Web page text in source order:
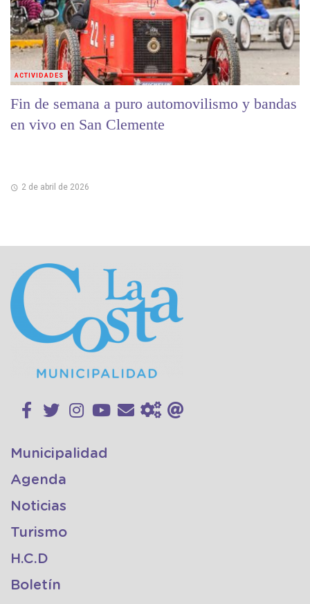
Fin de semana a puro automovilismo y bandas
en vivo en San Clemente
2 de abril de 2026
ACTIVIDADES
Municipalidad
Agenda
Noticias
Turismo
H.C.D
Boletín